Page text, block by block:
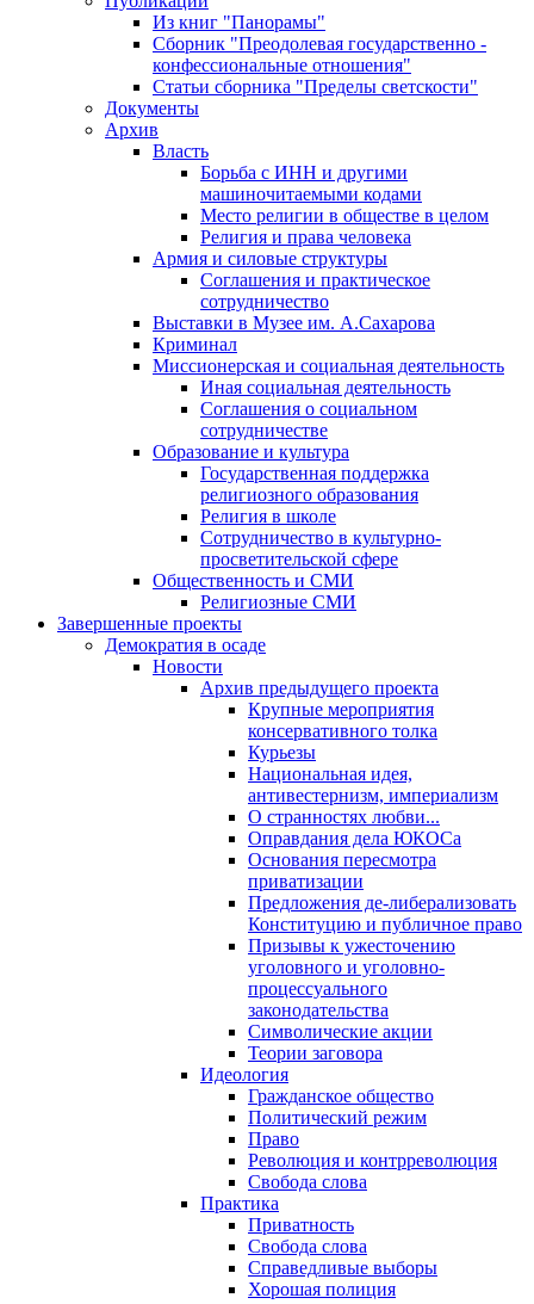
Из книг "Панорамы"
Сборник "Преодолевая государственно -
конфессиональные отношения"
Статьи сборника "Пределы светскости"
Документы
Архив
Власть
Борьба с ИНН и другими
машиночитаемыми кодами
Место религии в обществе в целом
Религия и права человека
Армия и силовые структуры
Соглашения и практическое
сотрудничество
Выставки в Музее им. А.Сахарова
Криминал
Миссионерская и социальная деятельность
Иная социальная деятельность
Соглашения о социальном
сотрудничестве
Образование и культура
Государственная поддержка
религиозного образования
Религия в школе
Сотрудничество в культурно-
просветительской сфере
Общественность и СМИ
Религиозные СМИ
Завершенные проекты
Демократия в осаде
Новости
Архив предыдущего проекта
Крупные мероприятия
консервативного толка
Курьезы
Национальная идея,
антивестернизм, империализм
О странностях любви...
Оправдания дела ЮКОСа
Основания пересмотра
приватизации
Предложения де-либерализовать
Конституцию и публичное право
Призывы к ужесточению
уголовного и уголовно-
процессуального
законодательства
Символические акции
Теории заговора
Идеология
Гражданское общество
Политический режим
Право
Революция и контрреволюция
Свобода слова
Практика
Приватность
Свобода слова
Справедливые выборы
Хорошая полиция